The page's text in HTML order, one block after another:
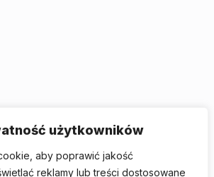
użytkowników
aby poprawić jakość
reklamy lub treści dostosowane